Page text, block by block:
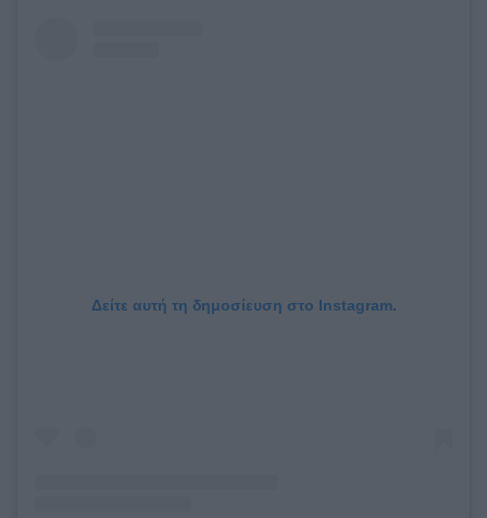
Δείτε αυτή τη δημοσίευση στο Instagram.